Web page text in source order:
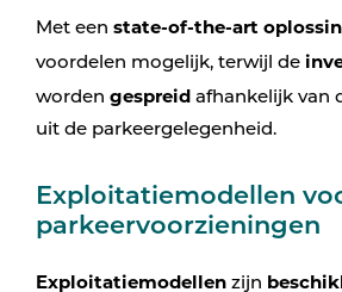
Met een state-of-the-art
voordelen mogelijk, terwijl de
worden gespreid afhankelijk van
uit de parkeergelegenheid.
Exploitatiemodellen
parkeervoorzieningen
Exploitatiemodellen zijn